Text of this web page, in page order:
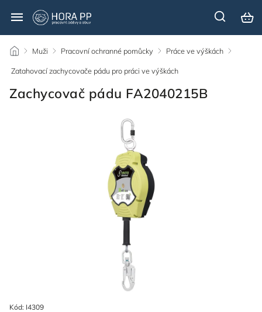
/ Muži / Pracovní ochranné pomůcky / Práce ve výškách /
Zatahovací zachycovače pádu pro práci ve výškách
Zachycovač pádu FA2040215B
Kód: I4309